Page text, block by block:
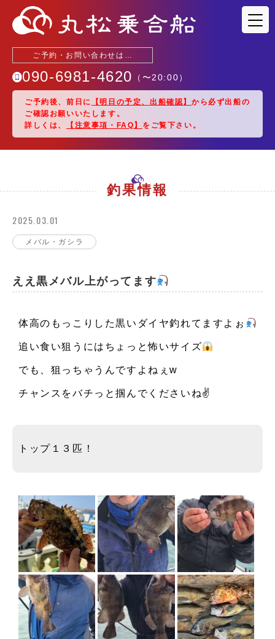
ご予約・お問い合わせは…
090-6981-4620 （〜20:00）
ご予約後、前日に 【明日の予定、出船確認】から必ず出船の
ご確認お願いいたします。
詳しくは、
【注意事項・FAQ】 をご覧下さい。
釣果情報
出船予定
駐車場・アクセス
お知らせ
イベント
釣果情報
2025.03.01
メバル・ガシラ
ええ黒メバル上がってます
体高のもっこりした黒いダイヤ釣れてますよぉ
追い食い狙うにはちょっと怖いサイズ
でも、狙っちゃうんですよねぇw
チャンスをバチっと掴んでくださいね✌️
トップ１３匹！